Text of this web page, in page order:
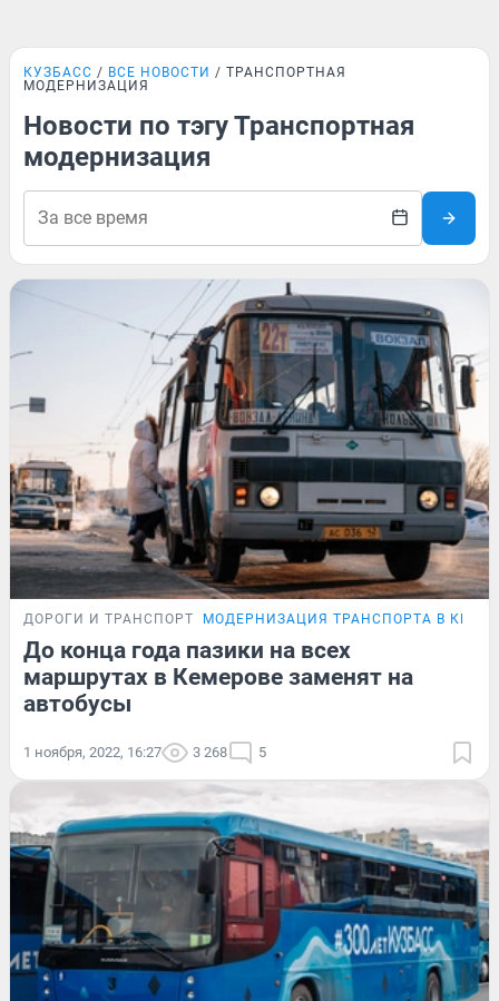
КУЗБАСС ВСЕ НОВОСТИ
ТРАНСПОРТНАЯ
МОДЕРНИЗАЦИЯ
Новости по тэгу Транспортная
модернизация
ДОРОГИ И ТРАНСПОРТ МОДЕРНИЗАЦИЯ ТРАНСПОРТА В
До конца года пазики на всех
маршрутах в Кемерове заменят на
автобусы
1 ноября, 2022, 16:27 3 268 5